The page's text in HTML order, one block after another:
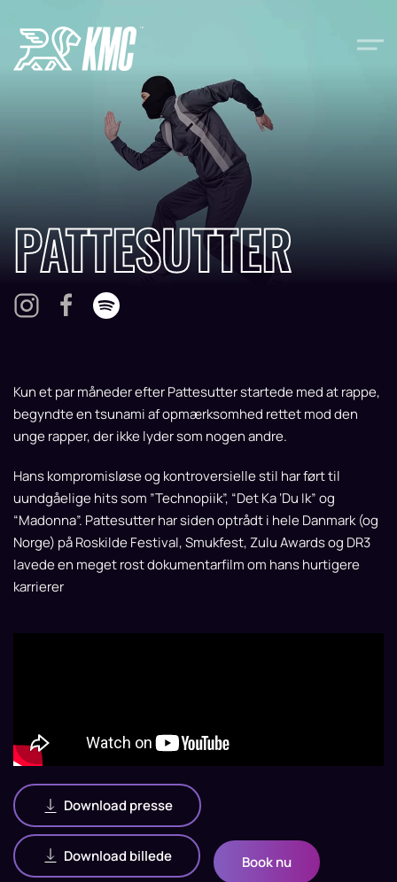
Gå til hovedindhold
PATTESUTTER
Kun et par måneder efter Pattesutter startede med at rappe,
begyndte en tsunami af opmærksomhed rettet mod den
unge rapper, der ikke lyder som nogen andre.
Hans kompromisløse og kontroversielle stil har ført til
uundgåelige hits som ”Technopiik”, “Det Ka ‘Du Ik” og
“Madonna”. Pattesutter har siden optrådt i hele Danmark (og
Norge) på Roskilde Festival, Smukfest, Zulu Awards og DR3
lavede en meget rost dokumentarfilm om hans hurtigere
karrierer
Download presse
Download billede Book nu